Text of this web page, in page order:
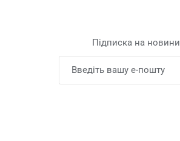
Підписка на новини